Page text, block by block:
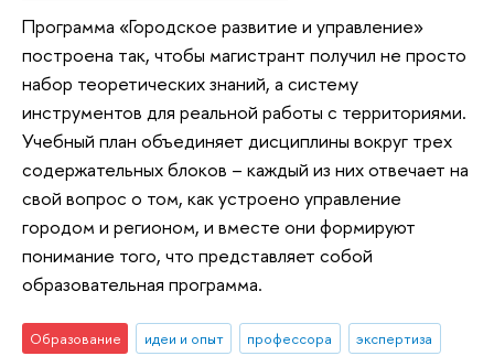
Программа «Городское развитие и управление»
построена так, чтобы магистрант получил не просто
набор теоретических знаний, а систему
инструментов для реальной работы с территориями.
Учебный план объединяет дисциплины вокруг трех
содержательных блоков – каждый из них отвечает на
свой вопрос о том, как устроено управление
городом и регионом, и вместе они формируют
понимание того, что представляет собой
образовательная программа.
Образование идеи и опыт профессора
экспертиза